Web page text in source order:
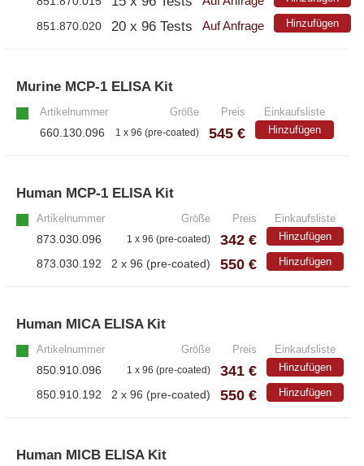
851.870.020 20 x 96 Tests Auf Anfrage Hinzufügen
Murine MCP-1 ELISA Kit
Artikelnummer Größe Preis Einkaufsliste
660.130.096 1 x 96 (pre-coated) 545 € Hinzufügen
Human MCP-1 ELISA Kit
Artikelnummer Größe Preis Einkaufsliste
873.030.096 1 x 96 (pre-coated) 342 € Hinzufügen
873.030.192 2 x 96 (pre-coated) 550 € Hinzufügen
Human MICA ELISA Kit
Artikelnummer Größe Preis Einkaufsliste
850.910.096 1 x 96 (pre-coated) 341 € Hinzufügen
850.910.192 2 x 96 (pre-coated) 550 € Hinzufügen
Human MICB ELISA Kit